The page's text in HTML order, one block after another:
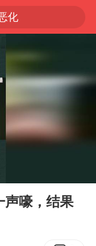
化
斯基有何意图
台铃电动车仅骑一年就断电趴窝
对准中国记者
声嚎，结果